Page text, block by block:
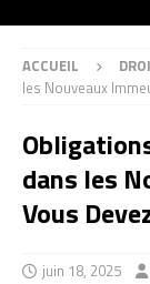
ACCUEIL
les Nouveaux
dans les
Vous
juin 18, 2025